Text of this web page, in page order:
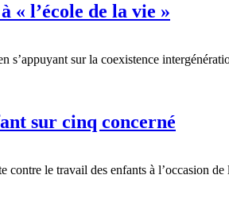
« l’école de la vie »
s’appuyant sur la coexistence
sur cinq concerné
le travail des enfants à l’occasion